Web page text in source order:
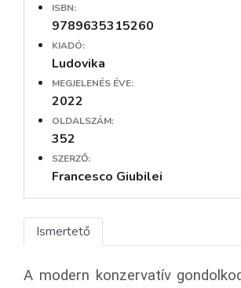
ISBN:
9789635315260
KIADÓ:
Ludovika
MEGJELENÉS ÉVE:
2022
OLDALSZÁM:
352
SZERZŐ:
Francesco Giubilei
Ismertető
A modern konzervatív